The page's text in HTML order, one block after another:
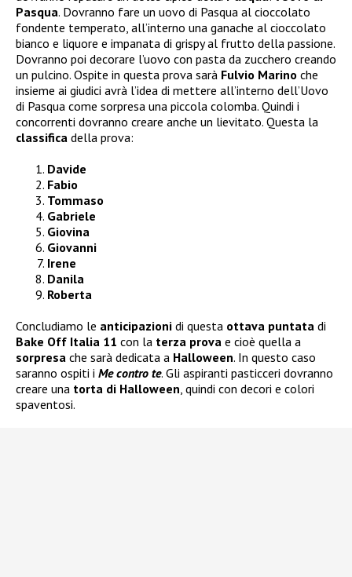
Pasqua. Dovranno fare un uovo di Pasqua al cioccolato
fondente temperato, all’interno una ganache al cioccolato
bianco e liquore e impanata di grispy al frutto della passione.
Dovranno poi decorare l’uovo con pasta da zucchero creando
un pulcino. Ospite in questa prova sarà Fulvio Marino che
insieme ai giudici avrà l’idea di mettere all’interno dell’Uovo
di Pasqua come sorpresa una piccola colomba. Quindi i
concorrenti dovranno creare anche un lievitato. Questa la
classifica della prova:
Davide
Fabio
Tommaso
Gabriele
Giovina
Giovanni
Irene
Danila
Roberta
Concludiamo le anticipazioni di questa ottava puntata di
Bake Off Italia 11 con la terza prova e cioè quella a
sorpresa che sarà dedicata a Halloween. In questo caso
saranno ospiti i Me contro te. Gli aspiranti pasticceri dovranno
creare una torta di Halloween, quindi con decori e colori
spaventosi.